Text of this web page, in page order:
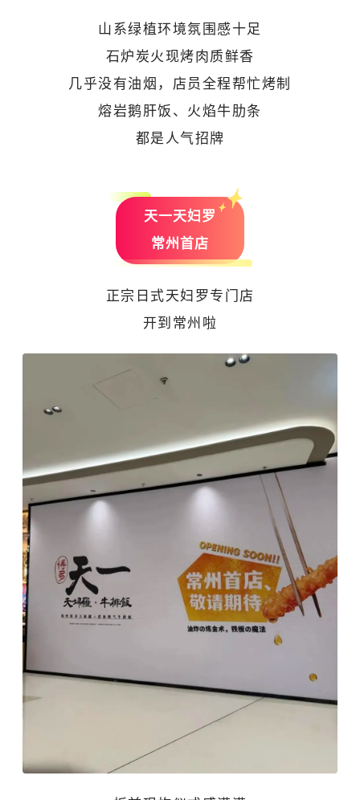
山系绿植环境氛围感十足
石炉炭火现烤肉质鲜香
几乎没有油烟，店员全程帮忙烤制
熔岩鹅肝饭、火焰牛肋条
都是人气招牌
天一天妇罗
常州首店
正宗日式天妇罗专门店
开到常州啦